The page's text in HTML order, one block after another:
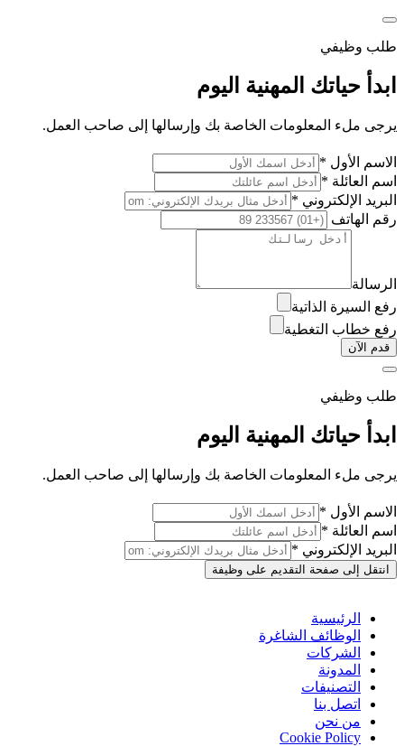
طلب وظيفي
ابدأ حياتك المهنية اليوم
يرجى ملء المعلومات الخاصة بك وإرسالها إلى صاحب العمل.
الاسم الأول *
اسم العائلة *
البريد الإلكتروني *
رقم الهاتف
الرسالة
رفع السيرة الذاتية
رفع خطاب التغطية
قدم الآن
طلب وظيفي
ابدأ حياتك المهنية اليوم
يرجى ملء المعلومات الخاصة بك وإرسالها إلى صاحب العمل.
الاسم الأول *
اسم العائلة *
البريد الإلكتروني *
انتقل إلى صفحة التقديم على وظيفة
الرئيسية
الوظائف الشاغرة
الشركات
المدونة
التصنيفات
اتصل بنا
من نحن
Cookie Policy